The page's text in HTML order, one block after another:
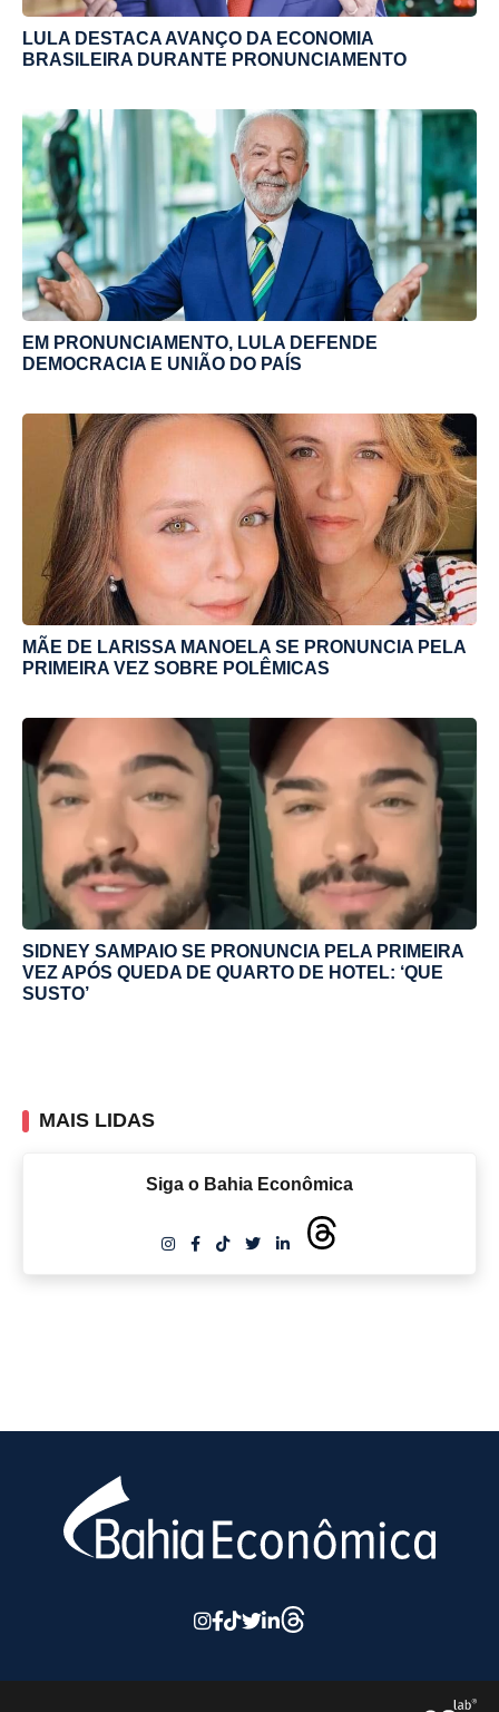
LULA DESTACA AVANÇO DA ECONOMIA
BRASILEIRA DURANTE PRONUNCIAMENTO
EM PRONUNCIAMENTO, LULA DEFENDE
DEMOCRACIA E UNIÃO DO PAÍS
MÃE DE LARISSA MANOELA SE PRONUNCIA PELA
PRIMEIRA VEZ SOBRE POLÊMICAS
SIDNEY SAMPAIO SE PRONUNCIA PELA PRIMEIRA
VEZ APÓS QUEDA DE QUARTO DE HOTEL: ‘QUE
SUSTO’
MAIS LIDAS
Siga o Bahia Econômica